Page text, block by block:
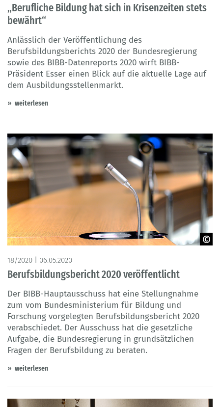
„Berufliche Bildung hat sich in Krisenzeiten stets
bewährt“
Anlässlich der Veröffentlichung des
Berufsbildungsberichts 2020 der Bundesregierung
sowie des BIBB-Datenreports 2020 wirft BIBB-
Präsident Esser einen Blick auf die aktuelle Lage auf
dem Ausbildungsstellenmarkt.
weiterlesen
©Redaktion93
18/2020 | 06.05.2020
Berufsbildungsbericht 2020 veröffentlicht
Der BIBB-Hauptausschuss hat eine Stellungnahme
zum vom Bundesministerium für Bildung und
Forschung vorgelegten Berufsbildungsbericht 2020
verabschiedet. Der Ausschuss hat die gesetzliche
Aufgabe, die Bundesregierung in grundsätzlichen
Fragen der Berufsbildung zu beraten.
weiterlesen